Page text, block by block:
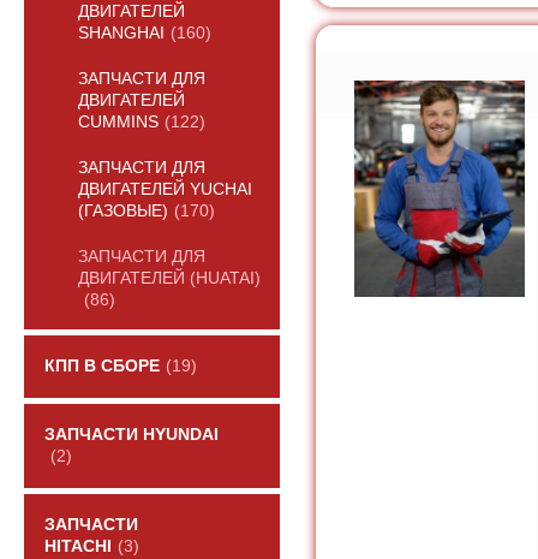
ДВИГАТЕЛЕЙ
SHANGHAI (160)
ЗАПЧАСТИ ДЛЯ
ДВИГАТЕЛЕЙ
CUMMINS (122)
ЗАПЧАСТИ ДЛЯ
ДВИГАТЕЛЕЙ YUCHAI
(ГАЗОВЫЕ) (170)
ЗАПЧАСТИ ДЛЯ
ДВИГАТЕЛЕЙ (HUATAI)
(86)
КПП В СБОРЕ (19)
ЗАПЧАСТИ HYUNDAI
(2)
ЗАПЧАСТИ
HITACHI
(3)